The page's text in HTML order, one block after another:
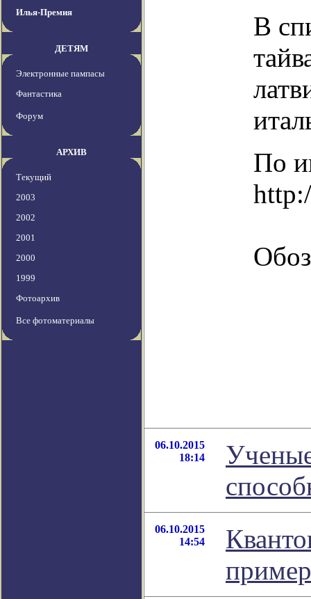
Илья-Премия
ДЕТЯМ
Электронные пампасы
Фантастика
Форум
АРХИВ
Текущий
2003
2002
2001
2000
1999
Фотоархив
Все фотоматериалы
В
По
06.10.2015
18:14
06.10.2015
14:54